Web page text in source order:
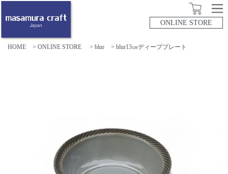
ONLINE STORE
HOME > ONLINE STORE > blur > blur13㎝ディーププレート